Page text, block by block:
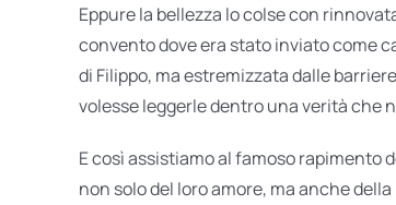
Eppure la bellezza lo colse con
convento dove era stato inviato come
di Filippo, ma estremizzata dalle
volesse leggerle dentro una verità che
E così assistiamo al famoso rapimento
non solo del loro amore, ma anche